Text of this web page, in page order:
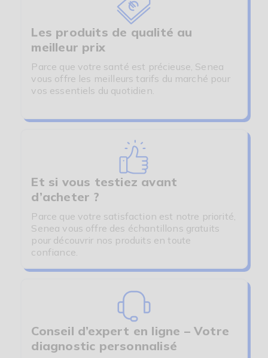
Les produits de qualité au
meilleur prix
Parce que votre santé est précieuse, Senea
vous offre les meilleurs tarifs du marché pour
vos essentiels du quotidien.
Et si vous testiez avant
d’acheter ?
Parce que votre satisfaction est notre priorité,
Senea vous offre des échantillons gratuits
pour découvrir nos produits en toute
confiance.
Conseil d’expert en ligne – Votre
diagnostic personnalisé